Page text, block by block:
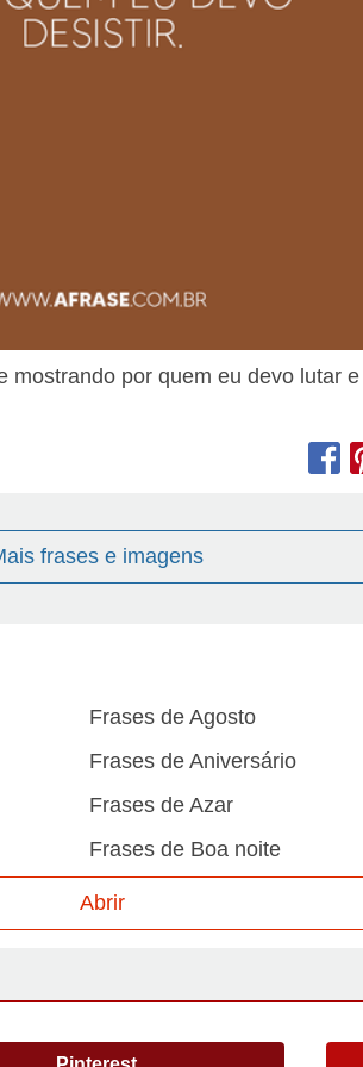
mostrando por quem eu devo lutar
frases e imagens
Frases de Agosto
Frases de Aniversário
Frases de Azar
Frases de Boa noite
Frases de Caráter
Frases de Dezembro
Abrir